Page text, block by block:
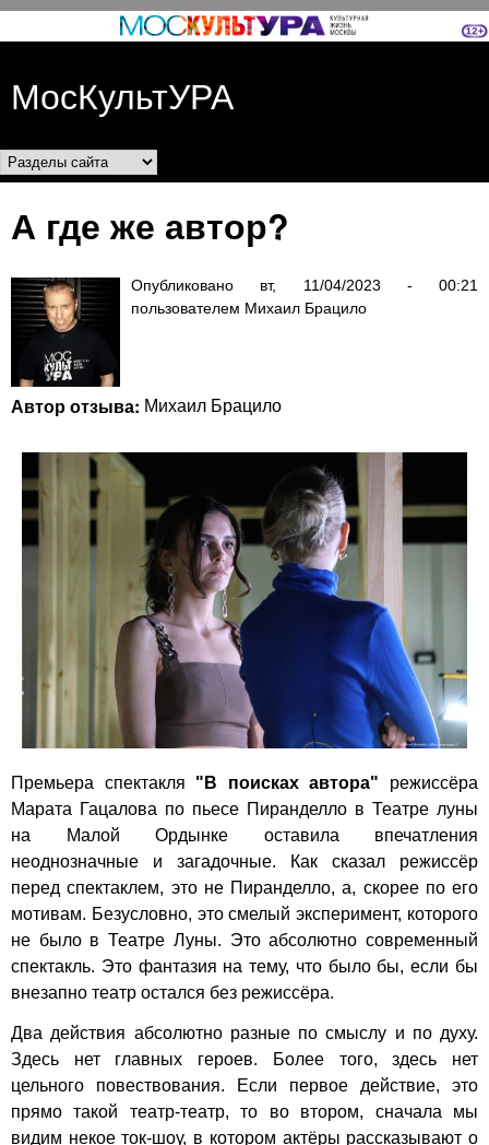
Перейти к основному
МосКультУРА
Разделы сайта
А где же автор?
Опубликовано вт, 11/04/2023 - 00:21
пользователем Михаил Брацило
Автор отзыва: Михаил Брацило
Премьера спектакля "В поисках автора" режиссёра
Марата Гацалова по пьесе Пиранделло в Театре луны
на Малой Ордынке оставила впечатления
неоднозначные и загадочные. Как сказал режиссёр
перед спектаклем, это не Пиранделло, а, скорее по его
мотивам. Безусловно, это смелый эксперимент, которого
не было в Театре Луны. Это абсолютно современный
спектакль. Это фантазия на тему, что было бы, если бы
внезапно театр остался без режиссёра.
Два действия абсолютно разные по смыслу и по духу.
Здесь нет главных героев. Более того, здесь нет
цельного повествования. Если первое действие, это
прямо такой театр-театр, то во втором, сначала мы
видим некое ток-шоу, в котором актёры рассказывают о